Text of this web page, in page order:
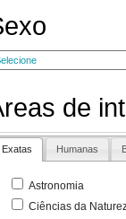
de
Exatas Humanas
Astronomia
Ciências da